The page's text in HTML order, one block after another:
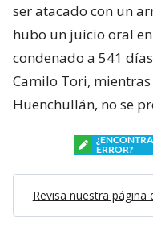
ser atacado con un
hubo un juicio oral en
condenado a 541
Camilo Tori,
Huenchullán, no se
ERROR?
Revisa nuestra página